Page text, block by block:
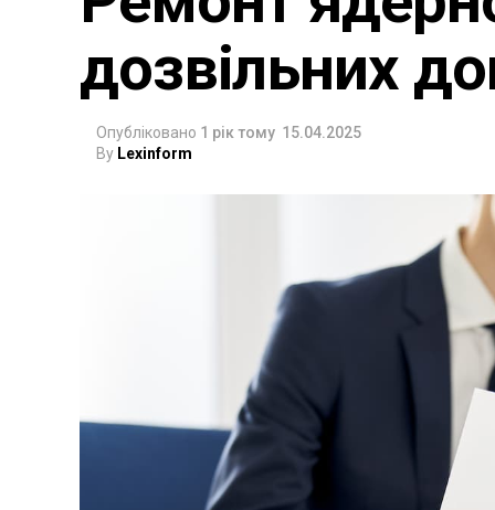
дозвільних
Опубліковано 1 рік тому 15.04.2025
By Lexinform